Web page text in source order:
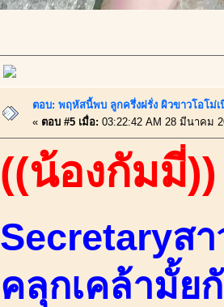
ตอบ: พฤหัสนี้พบ ลูกครึ่งฝรั่ง ผิวขาวโอโม่
« ตอบ #5 เมื่อ: 03:22:42 AM 28 มีนาคม
((น้องกัมมี่))
Secretaryส
คลุกเคล้ามั้ย